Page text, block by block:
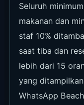
Seluruh
makanan dan
staf 10%
saat tiba dan
lebih dari 15
yang
WhatsApp